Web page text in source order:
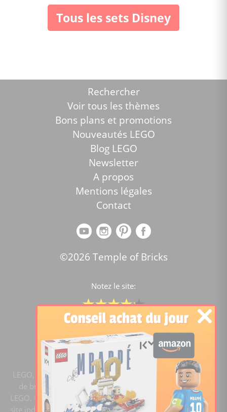
Tous les sets Disney
Rechercher
Voir tous les thèmes
Bons plans et promotions
Nouveautés LEGO
Blog LEGO
Newsletter
A propos
Mentions légales
Contact
©2026 Temple of Bricks
Notez le site:
Comparateur de prix Lego
4.2/5 -15446notes
LEGO, le logo LEGO, la figurine LEGO et les configurations
de briques sont des marques commerciales du groupe
LEGO. ©2020 The LEGO Group. Templeofbricks.com est un
site indépendant du groupe LEGO, il n'est pas sponsorisé ni